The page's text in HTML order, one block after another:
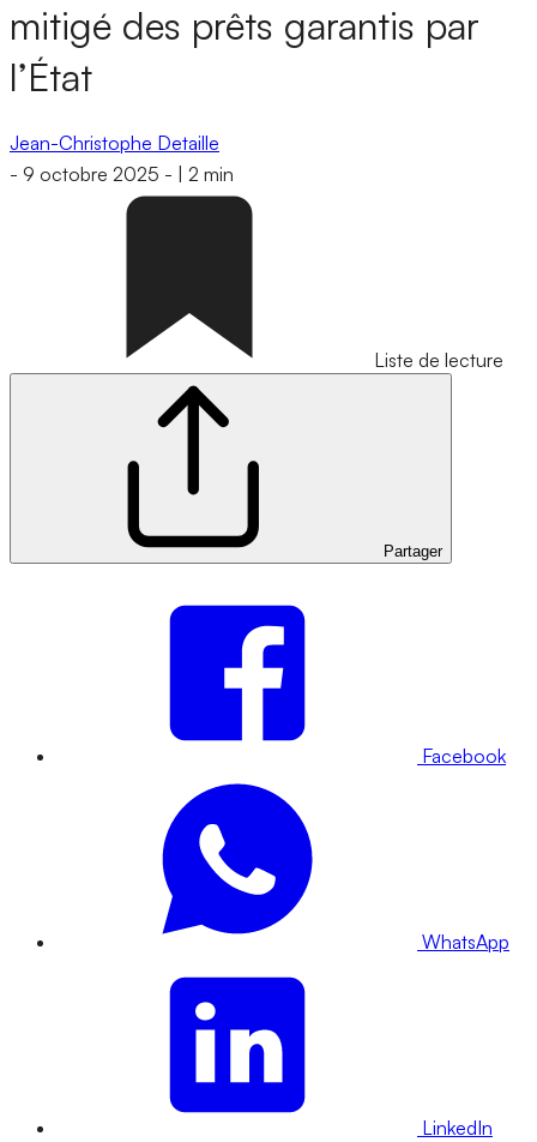
mitigé des prêts garantis par
l’État
Jean-Christophe Detaille
- 9 octobre 2025 - 2 min
Liste de lecture
Partager
Facebook
WhatsApp
LinkedIn